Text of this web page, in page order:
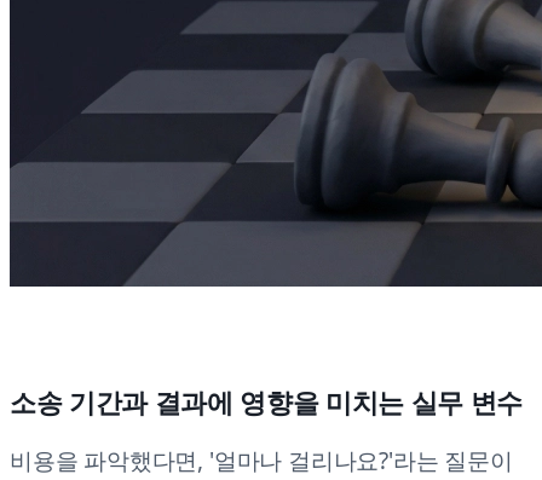
소송 기간과 결과에 영향을 미치는 실무 변수
비용을 파악했다면, '얼마나 걸리나요?'라는 질문이